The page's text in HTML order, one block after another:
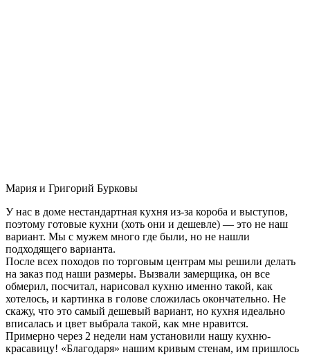
Мария и Григорий Бурковы
У нас в доме нестандартная кухня из-за короба и выступов,
поэтому готовые кухни (хоть они и дешевле) — это не наш
вариант. Мы с мужем много где были, но не нашли
подходящего варианта.
После всех походов по торговым центрам мы решили делать
на заказ под наши размеры. Вызвали замерщика, он все
обмерил, посчитал, нарисовал кухню именно такой, как
хотелось, и картинка в голове сложилась окончательно. Не
скажу, что это самый дешевый вариант, но кухня идеально
вписалась и цвет выбрала такой, как мне нравится.
Примерно через 2 недели нам установили нашу кухню-
красавицу! «Благодаря» нашим кривым стенам, им пришлось